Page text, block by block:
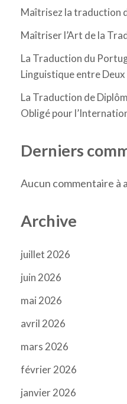
Maîtrisez la traduction
Maîtriser l’Art de la
La Traduction du
Linguistique entre
La Traduction de
Obligé pour
Derniers
Aucun commentaire à
Archive
juillet 2026
juin 2026
mai 2026
avril 2026
mars 2026
février 2026
janvier 2026